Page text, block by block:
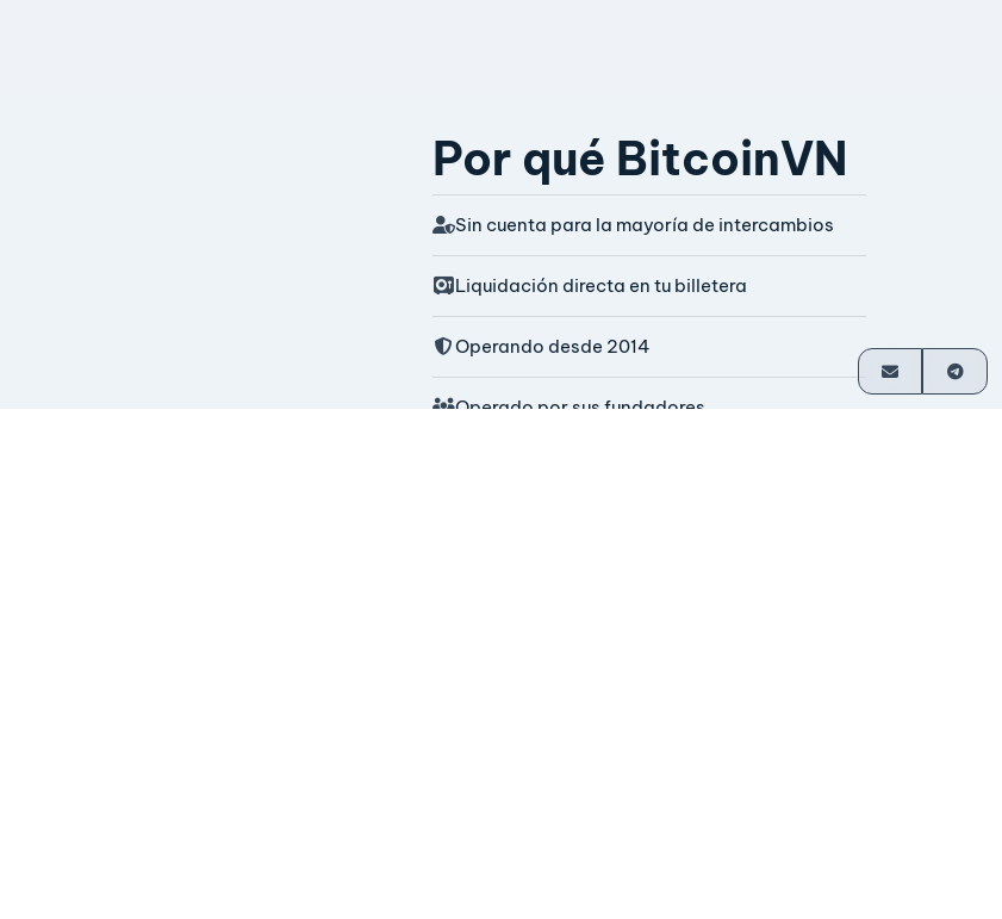
Por qué BitcoinVN
Sin cuenta para la mayoría de intercambios
Liquidación directa en tu billetera
Operando desde 2014
Operado por sus fundadores